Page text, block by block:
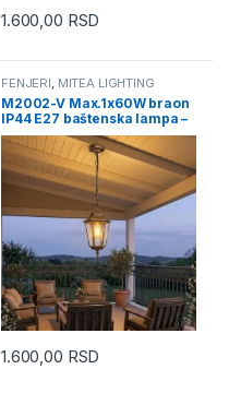
1.600,00 RSD
FENJERI, MITEA LIGHTING
M2002-V Max.1x60W braon
IP44 E27 baštenska lampa –
fenjer Mitea Lighting
1.600,00 RSD